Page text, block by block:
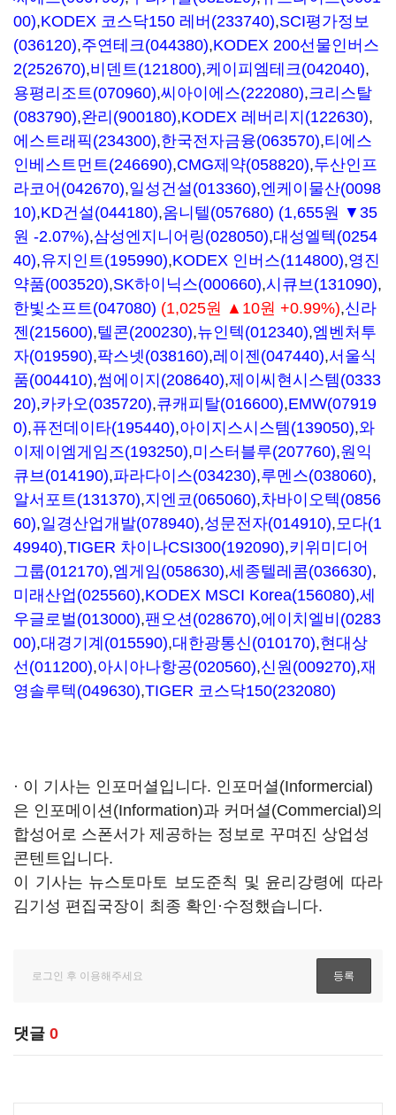
00),KODEX 코스닥150 레버(233740),SCI평가정보
(036120),주연테크(044380),KODEX 200선물인버스
2(252670),비덴트(121800),케이피엠테크(042040),
용평리조트(070960),씨아이에스(222080),크리스탈
(083790),완리(900180),KODEX 레버리지(122630),
에스트래픽(234300),한국전자금융(063570),티에스
인베스트먼트(246690),CMG제약(058820),두산인프
라코어(042670),일성건설(013360),엔케이물산(0098
10),KD건설(044180),옴니텔(057680) (1,655원 ▼35
원 -2.07%),삼성엔지니어링(028050),대성엘텍(0254
40),유지인트(195990),KODEX 인버스(114800),영진
약품(003520),SK하이닉스(000660),시큐브(131090),
한빛소프트(047080) (1,025원 ▲10원 +0.99%),신라
젠(215600),텔콘(200230),뉴인텍(012340),엠벤처투
자(019590),팍스넷(038160),레이젠(047440),서울식
품(004410),썸에이지(208640),제이씨현시스템(0333
20),카카오(035720),큐캐피탈(016600),EMW(07919
0),퓨전데이타(195440),아이지스시스템(139050),와
이제이엠게임즈(193250),미스터블루(207760),원익
큐브(014190),파라다이스(034230),루멘스(038060),
알서포트(131370),지엔코(065060),차바이오텍(0856
60),일경산업개발(078940),성문전자(014910),모다(1
49940),TIGER 차이나CSI300(192090),키위미디어
그룹(012170),엠게임(058630),세종텔레콤(036630),
미래산업(025560),KODEX MSCI Korea(156080),세
우글로벌(013000),팬오션(028670),에이치엘비(0283
00),대경기계(015590),대한광통신(010170),현대상
선(011200),아시아나항공(020560),신원(009270),재
영솔루텍(049630),TIGER 코스닥150(232080)
· 이 기사는 인포머셜입니다. 인포머셜(Informercial)
은 인포메이션(Information)과 커머셜(Commercial)의
합성어로 스폰서가 제공하는 정보로 꾸며진 상업성
콘텐트입니다.
이 기사는 뉴스토마토 보도준칙 및 윤리강령에 따라
김기성 편집국장이 최종 확인·수정했습니다.
댓글 0